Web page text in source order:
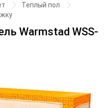
Теплый пол
Warmstad WSS-